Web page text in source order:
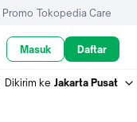
Promo Tokopedia Care
Masuk Daftar
Dikirim ke Jakarta Pusat